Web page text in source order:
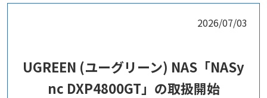
2026/07/03
UGREEN (ユーグリーン) NAS「NASy
nc DXP4800GT」の取扱開始